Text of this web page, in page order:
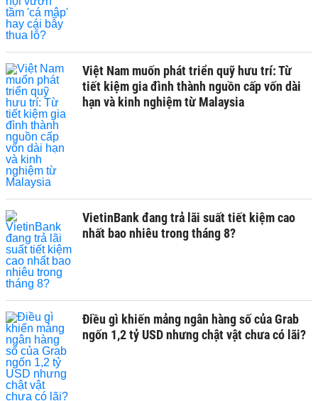
Việt Nam muốn phát triển quỹ hưu trí: Từ
tiết kiệm gia đình thành nguồn cấp vốn dài
hạn và kinh nghiệm từ Malaysia
VietinBank đang trả lãi suất tiết kiệm cao
nhất bao nhiêu trong tháng 8?
Điều gì khiến mảng ngân hàng số của Grab
ngốn 1,2 tỷ USD nhưng chật vật chưa có lãi?